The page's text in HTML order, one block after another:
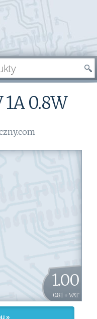
0.8W
1.00
0.81 + VAT
»